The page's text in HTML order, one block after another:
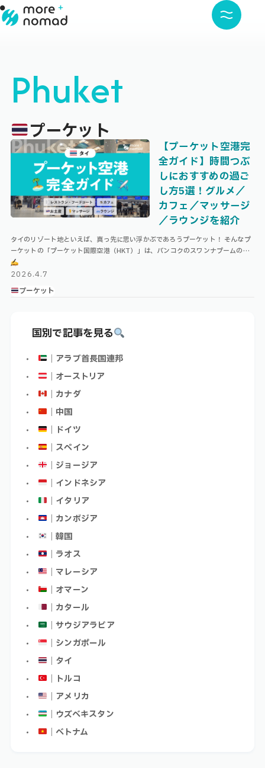
Phuket
プーケット
【プーケット空港完
全ガイド】時間つぶ
しにおすすめの過ご
し方5選！グルメ／
カフェ／マッサージ
／ラウンジを紹介
タイのリゾート地といえば、真っ先に思い浮かぶであろうプーケット！ そんなプ
ーケットの「プーケット国際空港（HKT）」は、バンコクのスワンナプームのよ
うな空港と比べると小さめで、コンパクトな空港です。 本記事ではプーケット …
2026.4.7
プーケット
国別で記事を見る
｜アラブ首長国連邦
｜オーストリア
｜カナダ
｜中国
｜ドイツ
｜スペイン
｜ジョージア
｜インドネシア
｜イタリア
｜カンボジア
｜韓国
｜ラオス
｜マレーシア
｜オマーン
｜カタール
｜サウジアラビア
｜シンガポール
｜タイ
｜トルコ
｜アメリカ
｜ウズベキスタン
｜ベトナム